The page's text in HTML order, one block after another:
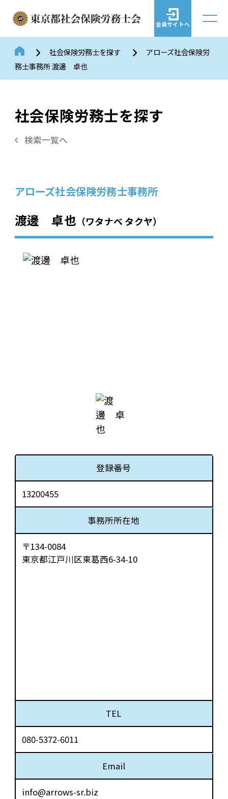
会員サイトへ
社会保険労務士を探す
アローズ社会保険労
務士事務所 渡邊 卓也
社会保険労務士を探す
検索一覧へ
アローズ社会保険労務士事務所
渡邊 卓也 （ワタナベ タクヤ）
登録番号
13200455
事務所所在地
〒134-0084
東京都江戸川区東葛西6-34-10
TEL
080-5372-6011
Email
info@arrows-sr.biz